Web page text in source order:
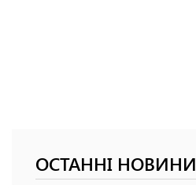
ОСТАННІ НОВИНИ